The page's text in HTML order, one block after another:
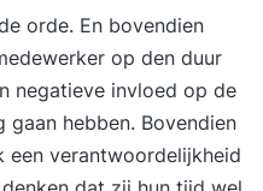
voor uw OR.
Personeel leert u
rondom
en
OR de regie houdt bij
leeftijdsbewust
orde. En bovendien
op den duur
negatieve invloed op de
hebben. Bovendien
een verantwoordelijkheid